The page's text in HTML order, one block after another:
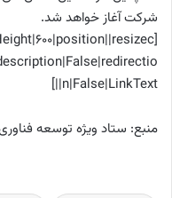
شرکت آغاز خواهد شد.
n|False|LinkText||]
منبع: ستاد ویژه توسعه